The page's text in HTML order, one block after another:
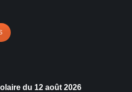
du 12 août 2026